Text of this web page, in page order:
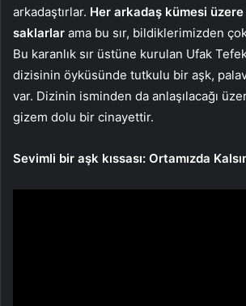
arkadaştırlar. Her arkadaş kümesi üzere
saklarlar ama bu sır, bildiklerimizden
Bu karanlık sır üstüne kurulan Ufak
dizisinin öyküsünde tutkulu bir aşk,
var. Dizinin isminden da anlaşılacağı
gizem dolu bir cinayettir.
Sevimli bir aşk kıssası: Ortamızda